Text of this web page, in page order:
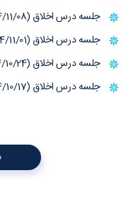
جلسه درس اخلاق (1404/11/08)
جلسه درس اخلاق (1404/11/01)
جلسه درس اخلاق (1404/10/24)
جلسه درس اخلاق (1404/10/17)